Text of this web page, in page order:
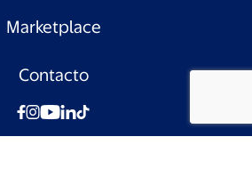
Marketplace
Contacto